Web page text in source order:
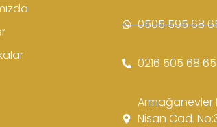
0505 595 68
0216 505 68 65
Armağanevler
Nisan Cad.